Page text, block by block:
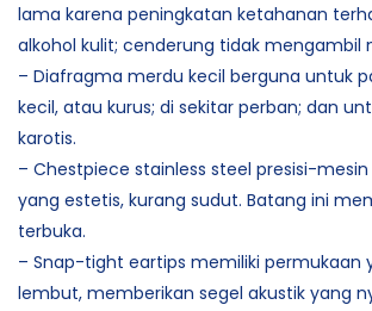
lama karena peningkatan ketahanan
alkohol kulit; cenderung tidak mengambil
– Diafragma merdu kecil berguna untuk
kecil, atau kurus; di sekitar perban; dan
karotis.
– Chestpiece stainless steel presisi-
yang estetis, kurang sudut. Batang ini
terbuka.
– Snap-tight eartips memiliki permukaan
lembut, memberikan segel akustik yang